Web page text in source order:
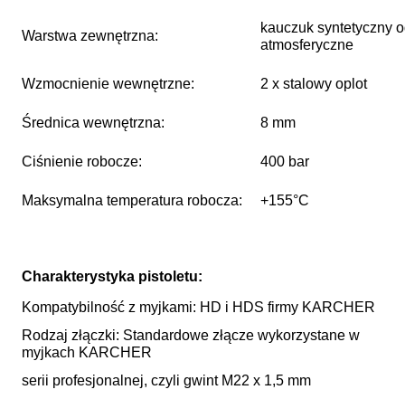
Warstwa zewnętrzna:
kauczuk syntetyczny
atmosferyczne
Wzmocnienie wewnętrzne: 2 x stalowy oplot
Średnica wewnętrzna: 8 mm
Ciśnienie robocze: 400 bar
Maksymalna temperatura robocza: +155°C
Charakterystyka pistoletu:
Kompatybilność z myjkami: HD i HDS firmy KARCHER
Rodzaj złączki: Standardowe złącze wykorzystane w
myjkach KARCHER
serii profesjonalnej, czyli gwint M22 x 1,5 mm